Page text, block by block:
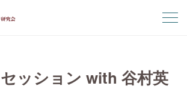
ッション with 谷村英